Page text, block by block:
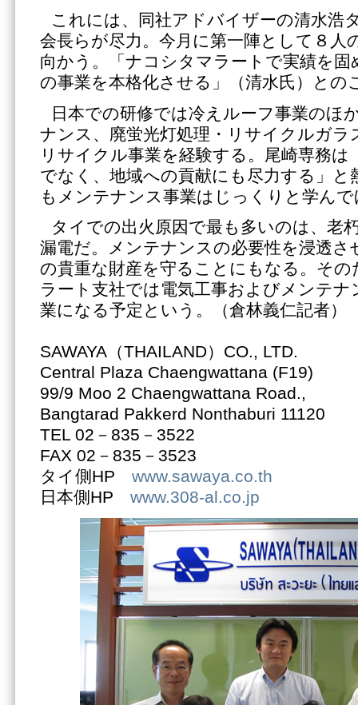
これには、同社アドバイザーの清水浩
会長らが尽力。今月に第一陣として８人
向かう。「ナコシタマラートで実績を
の事業を本格化させる」（清水氏）との
日本での研修では冷えルーフ事業のほ
ナンス、廃蛍光灯処理・リサイクルガラ
リサイクル事業を経験する。尾崎専務は
でなく、地域への貢献にも尽力する」と
もメンテナンス事業はじっくりと学ん
タイでの出火原因で最も多いのは、老
漏電だ。メンテナンスの必要性を浸透
の貴重な財産を守ることにもなる。そ
ラート支社では電気工事およびメンテナ
業になる予定という。（倉林義仁記者）
SAWAYA（THAILAND）CO., LTD.
Central Plaza Chaengwattana (F19)
99/9 Moo 2 Chaengwattana Road.,
Bangtarad Pakkerd Nonthaburi 11120
TEL 02－835－3522
FAX 02－835－3523
タイ側HP www.sawaya.co.th
日本側HP www.308-al.co.jp